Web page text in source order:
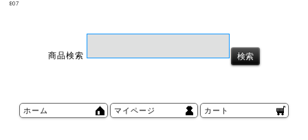
807
商品検索
ホーム マイページ カート